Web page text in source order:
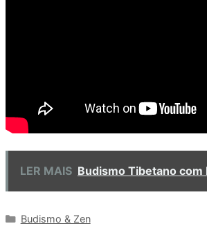
LER MAIS Budismo Tibetano com
Categorias
Budismo & Zen